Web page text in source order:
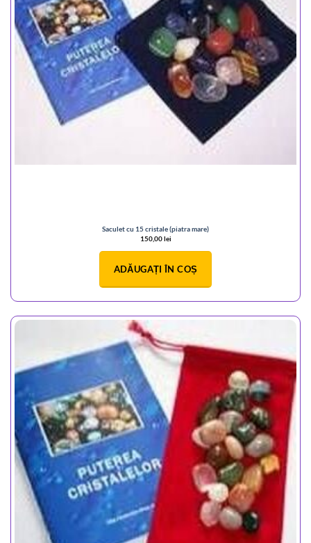
Saculet cu 15 cristale (piatra mare)
150,00lei
ADĂUGAȚI ÎN COȘ